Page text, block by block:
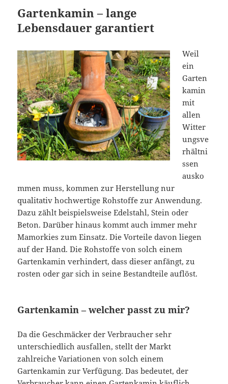
Gartenkamin – lange
Lebensdauer garantiert
Weil
ein
Garten
kamin
mit
allen
Witter
ungsve
rhältni
ssen
ausko
mmen muss, kommen zur Herstellung nur
qualitativ hochwertige Rohstoffe zur Anwendung.
Dazu zählt beispielsweise Edelstahl, Stein oder
Beton. Darüber hinaus kommt auch immer mehr
Mamorkies zum Einsatz. Die Vorteile davon liegen
auf der Hand. Die Rohstoffe von solch einem
Gartenkamin verhindert, dass dieser anfängt, zu
rosten oder gar sich in seine Bestandteile auflöst.
Gartenkamin – welcher passt zu mir?
Da die Geschmäcker der Verbraucher sehr
unterschiedlich ausfallen, stellt der Markt
zahlreiche Variationen von solch einem
Gartenkamin zur Verfügung. Das bedeutet, der